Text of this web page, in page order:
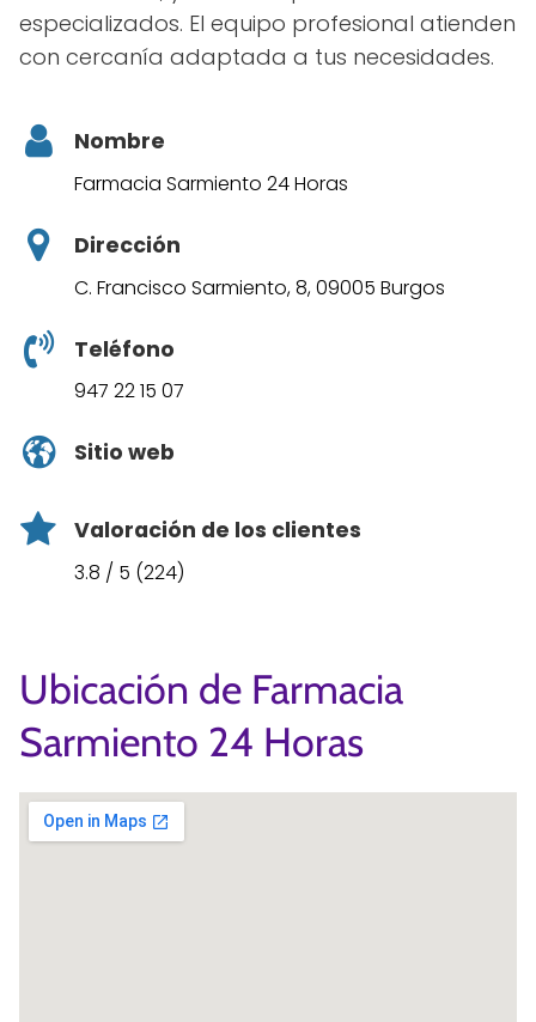
especializados. El equipo profesional atienden
con cercanía adaptada a tus necesidades.
Nombre
Farmacia Sarmiento 24 Horas
Dirección
C. Francisco Sarmiento, 8, 09005 Burgos
Teléfono
947 22 15 07
Sitio web
Valoración de los clientes
3.8 / 5 (224)
Ubicación de Farmacia
Sarmiento 24 Horas